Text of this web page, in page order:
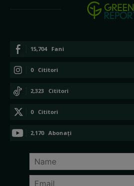
15,704 Fani
0 Cititori
2,323 Cititori
0 Cititori
2,170 Abonați